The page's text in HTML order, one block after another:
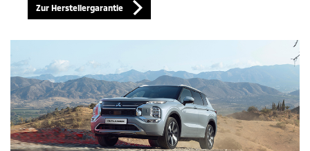
Zur Herstellergarantie